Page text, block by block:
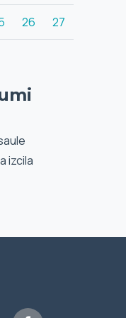
26 27
izcila